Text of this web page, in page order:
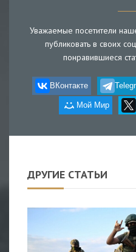
Уважаемые посетители
публиковать в своих
понравившиеся
ВКонтакте
Мой Мир
ДРУГИЕ СТАТЬИ